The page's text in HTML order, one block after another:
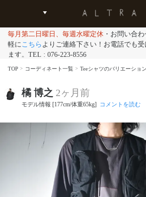
毎月第二日曜日、毎週水曜定休 ・お問い合
軽にこちら よりご連絡下さい！お電話でも
ます。TEL : 076-223-8556
TOP コーディネート一覧 Teeシャツのバリエーショ
橘 博之 2ヶ月前
モデル情報 [177cm/体重65kg] コメントを読む